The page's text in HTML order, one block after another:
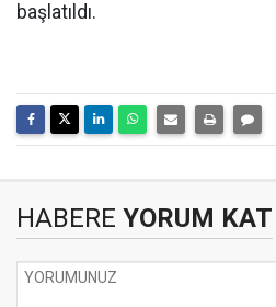
başlatıldı.
HABERE YORUM KAT